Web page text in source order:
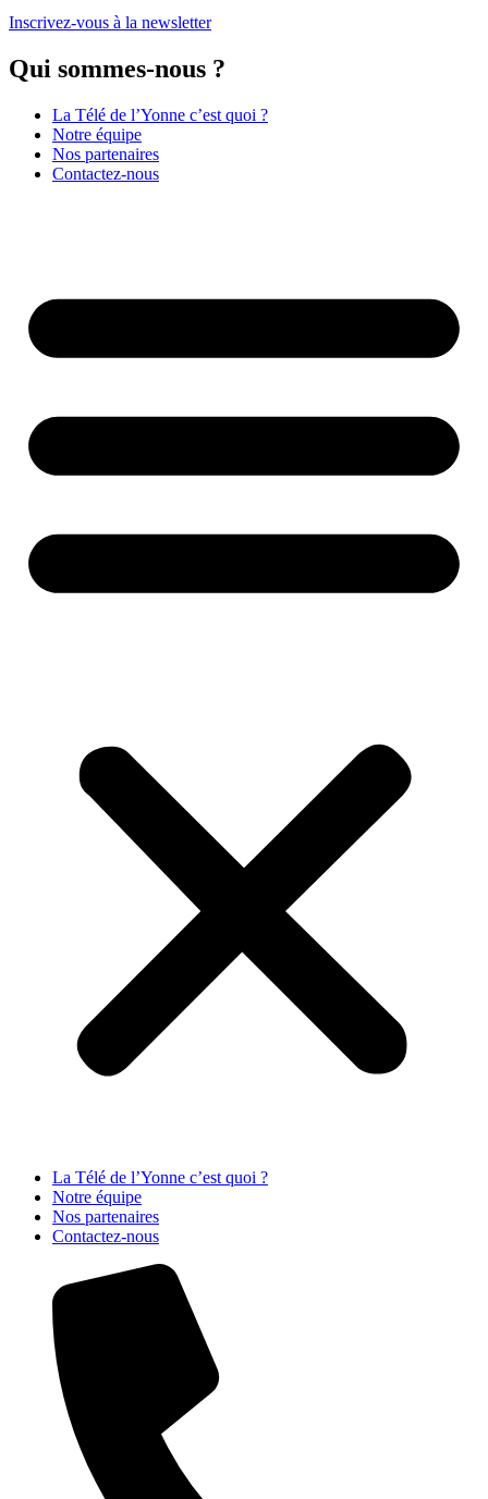
Inscrivez-vous à la newsletter
Qui sommes-nous ?
La Télé de l’Yonne c’est quoi ?
Notre équipe
Nos partenaires
Contactez-nous
La Télé de l’Yonne c’est quoi ?
Notre équipe
Nos partenaires
Contactez-nous